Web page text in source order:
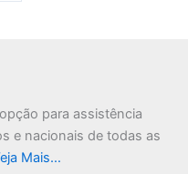
para assistência
e nacionais de todas as
Mais…